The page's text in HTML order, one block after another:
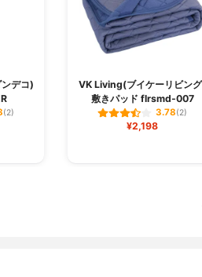
デコ)
(2)
VK Living(ブイケーリビン
敷きパッド flrsmd-007
3.78(2)
¥2,198